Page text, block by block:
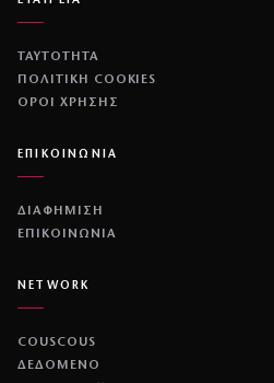
ΤΑΥΤΟΤΗΤΑ
ΠΟΛΙΤΙΚΉ COOKIES
ΌΡΟΙ ΧΡΉΣΗΣ
ΕΠΙΚΟΙΝΩΝΙΑ
ΔΙΑΦΗΜΙΣΗ
ΕΠΙΚΟΙΝΩΝΙΑ
NETWORK
COUSCOUS
ΔΕΔΟΜΕΝΟ